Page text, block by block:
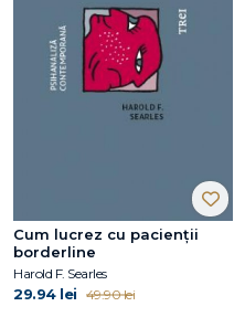
Cum lucrez cu pacienții
borderline
Harold F. Searles
29.94 lei 49.90 lei